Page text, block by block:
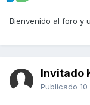
Bienvenido al foro y
Invitado
Publicado